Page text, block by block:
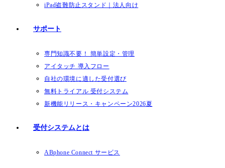
iPad盗難防止スタンド｜法人向け
サポート
専門知識不要！ 簡単設定・管理
アイタッチ 導入フロー
自社の環境に適した受付選び
無料トライアル 受付システム
新機能リリース・キャンペーン2026夏
受付システムとは
ABphone Connect サービス